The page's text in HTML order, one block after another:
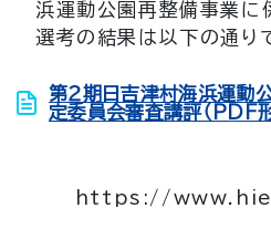
浜運動公園再整備事業に
選考の結果は以下の通り
第２期日吉津村海浜運動
定委員会審査講評（PDF
https://